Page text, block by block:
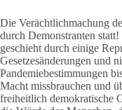
Die Verächtlichmachung
durch Demonstranten
geschieht durch einige
Gesetzesänderungen und
Pandemiebestimmungen
Macht missbrauchen und
freiheitlich demokratische